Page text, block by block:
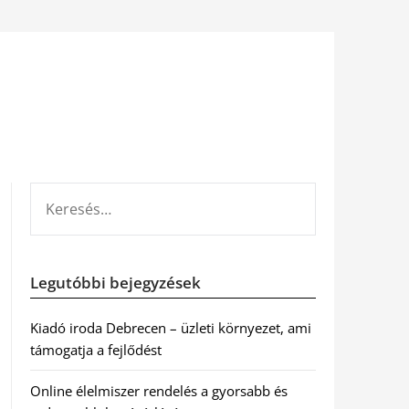
Legutóbbi bejegyzések
Kiadó iroda Debrecen – üzleti környezet, ami
támogatja a fejlődést
Online élelmiszer rendelés a gyorsabb és